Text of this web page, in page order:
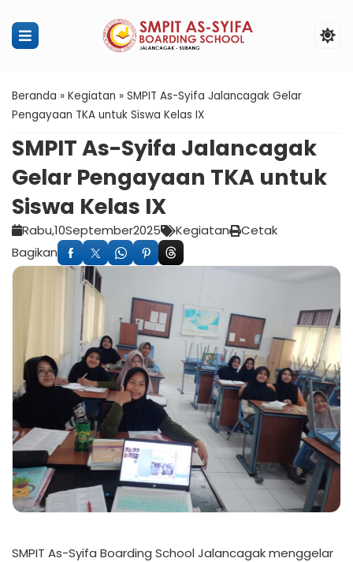
Penerimaan Murid Baru SMPIT
Beranda » Kegiatan » SMPIT As-Syifa Jalancagak Gelar
Pengayaan TKA untuk Siswa Kelas IX
SMPIT As-Syifa Jalancagak
Gelar Pengayaan TKA untuk
Siswa Kelas IX
Rabu,10September2025 Kegiatan
Cetak
Bagikan
SMPIT As-Syifa Boarding School Jalancagak menggelar